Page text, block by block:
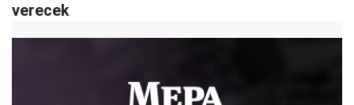
verecek